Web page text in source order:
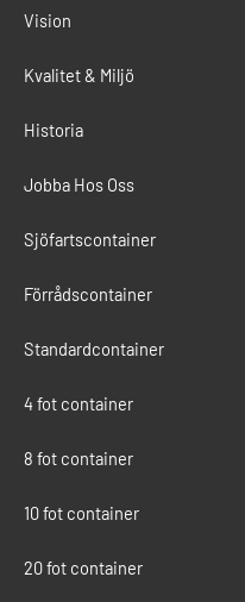
Vision
Kvalitet & Miljö
Historia
Jobba Hos Oss
Sjöfartscontainer
Förrådscontainer
Standardcontainer
4 fot container
8 fot container
10 fot container
20 fot container